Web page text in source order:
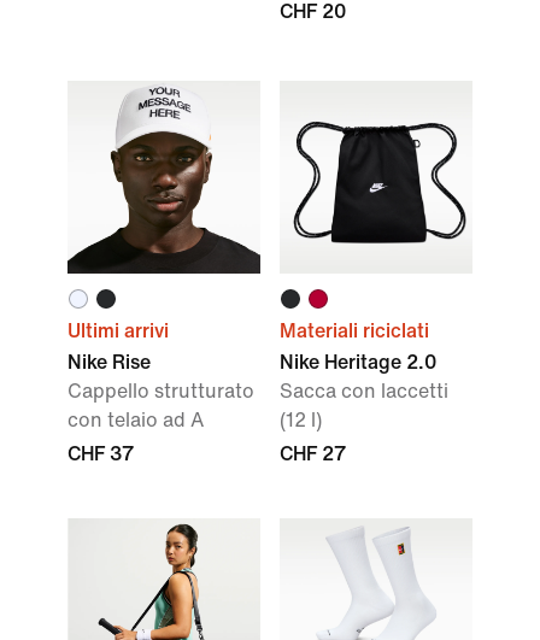
CHF 20
Ultimi arrivi
Nike Rise
Cappello strutturato
con telaio ad A
CHF 37
Materiali riciclati
Nike Heritage 2.0
Sacca con laccetti
(12 l)
CHF 27